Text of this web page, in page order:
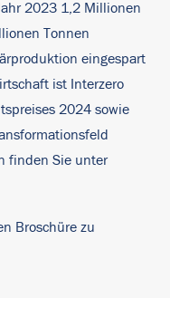
2023 1,2 Millionen
Tonnen
eingespart
ist Interzero
2024 sowie
finden Sie unter
Broschüre zu